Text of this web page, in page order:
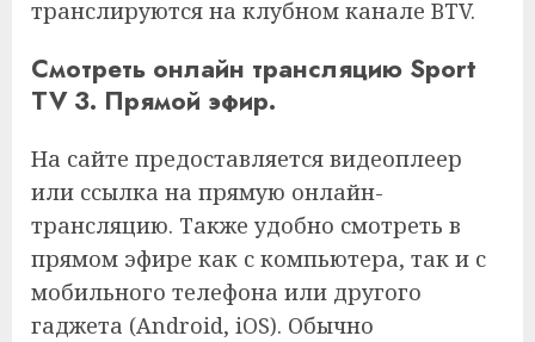
транслируются на клубном канале BTV.
Смотреть онлайн трансляцию Sport
TV 3. Прямой эфир.
На сайте предоставляется видеоплеер
или ссылка на прямую онлайн-
трансляцию. Также удобно смотреть в
прямом эфире как с компьютера, так и с
мобильного телефона или другого
гаджета (Android, iOS). Обычно